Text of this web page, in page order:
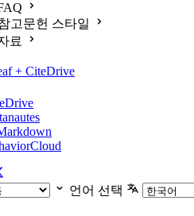
고문헌 스타일
료
+ CiteDrive
언어 선택